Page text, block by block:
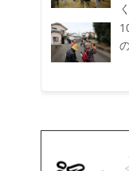
く